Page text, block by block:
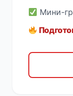
Мини-